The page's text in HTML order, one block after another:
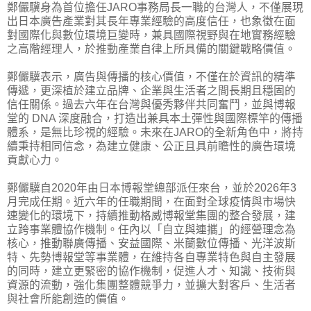
鄭儼驥身為首位擔任JARO事務局長一職的台灣人，不僅展現
出日本廣告產業對其長年專業經驗的高度信任，也象徵在面
對國際化與數位環境巨變時，兼具國際視野與在地實務經驗
之高階經理人，於推動產業自律上所具備的關鍵戰略價值。
鄭儼驥表示，廣告與傳播的核心價值，不僅在於資訊的精準
傳遞，更深植於建立品牌、企業與生活者之間長期且穩固的
信任關係。過去六年在台灣與優秀夥伴共同奮鬥，並與博報
堂的 DNA 深度融合，打造出兼具本土彈性與國際標竿的傳播
體系，是無比珍視的經驗。未來在JARO的全新角色中，將持
續秉持相同信念，為建立健康、公正且具前瞻性的廣告環境
貢獻心力。
鄭儼驥自2020年由日本博報堂總部派任來台，並於2026年3
月完成任期。近六年的任職期間，在面對全球疫情與市場快
速變化的環境下，持續推動格威博報堂集團的整合發展，建
立跨事業體協作機制。任內以「自立與連攜」的經營理念為
核心，推動聯廣傳播、安益國際、米蘭數位傳播、光洋波斯
特、先勢博報堂等事業體，在維持各自專業特色與自主發展
的同時，建立更緊密的協作機制，促進人才、知識、技術與
資源的流動，強化集團整體競爭力，並擴大對客戶、生活者
與社會所能創造的價值。